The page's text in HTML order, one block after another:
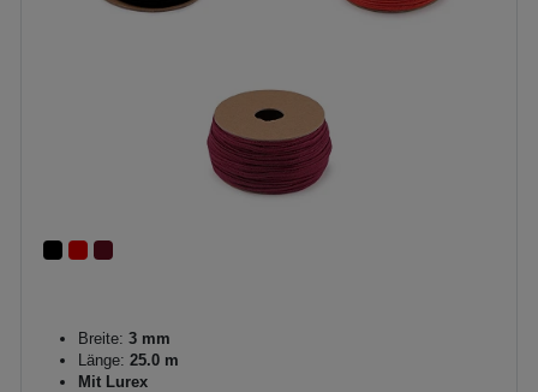
Breite: 3 mm
Länge: 25.0 m
Mit Lurex